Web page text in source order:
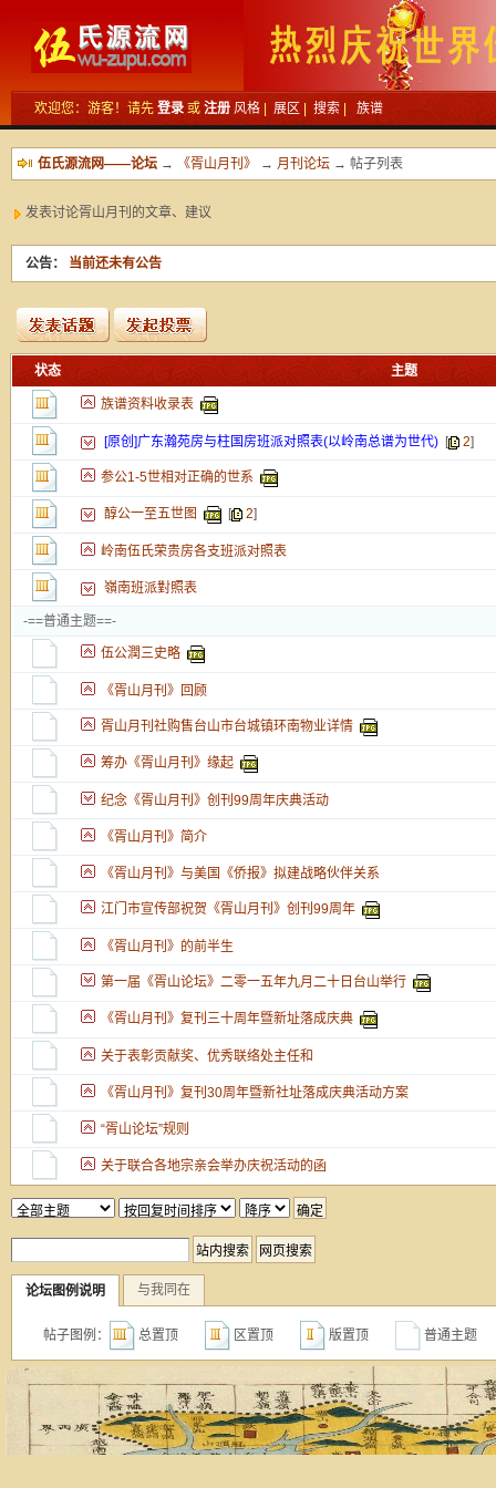
欢迎您：游客！请先 登录 或 注册 风格 展区 搜索 族谱
伍氏源流网——论坛 → 《胥山月刊》 → 月刊论坛 → 帖子列表
发表讨论胥山月刊的文章、建议
公告： 当前还未有公告
新的主题
投票帖
新小字报
状态 主题
族谱资料收录表
[原创]广东瀚苑房与柱国房班派对照表(以岭南总谱为世代) [ 2]
参公1-5世相对正确的世系
醇公一至五世图 [ 2]
岭南伍氏荣贵房各支班派对照表
嶺南班派對照表
-==普通主题==-
伍公潤三史略
《胥山月刊》回顾
胥山月刊社购售台山市台城镇环南物业详情
筹办《胥山月刊》缘起
纪念《胥山月刊》创刊99周年庆典活动
《胥山月刊》简介
《胥山月刊》与美国《侨报》拟建战略伙伴关系
江门市宣传部祝贺《胥山月刊》创刊99周年
《胥山月刊》的前半生
第一届《胥山论坛》二零一五年九月二十日台山举行
《胥山月刊》复刊三十周年暨新址落成庆典
关于表彰贡献奖、优秀联络处主任和
《胥山月刊》复刊30周年暨新社址落成庆典活动方案
“胥山论坛”规则
关于联合各地宗亲会举办庆祝活动的函
论坛图例说明 与我同在
帖子图例： 总置顶 区置顶 版置顶 普通主